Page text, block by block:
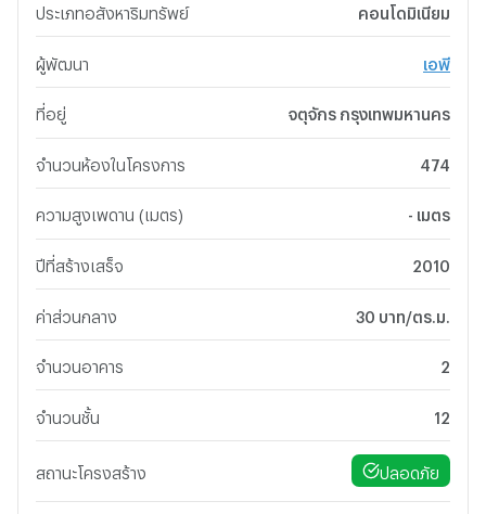
ประเภทอสังหาริมทรัพย์ คอนโดมิเนียม
ผู้พัฒนา เอพี
ที่อยู่ จตุจักร กรุงเทพมหานคร
จำนวนห้องในโครงการ 474
ความสูงเพดาน (เมตร) - เมตร
ปีที่สร้างเสร็จ 2010
ค่าส่วนกลาง 30 บาท/ตร.ม.
จำนวนอาคาร 2
จำนวนชั้น 12
สถานะโครงสร้าง ปลอดภัย